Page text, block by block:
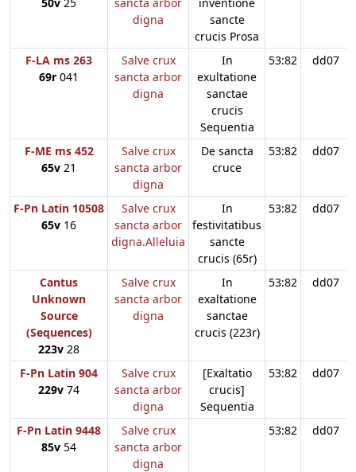
digna
sancte
crucis Prosa
F-LA ms 263
69r 041
Salve crux
sancta arbor
digna
In
exultatione
sanctae
crucis
Sequentia
53:82 dd07
F-ME ms 452
65v 21
Salve crux
sancta arbor
digna
De sancta
cruce
53:82 dd07
F-Pn Latin 10508
65v 16
Salve crux
sancta arbor
digna.Alleluia
In
festivitatibus
sancte
crucis (65r)
53:82 dd07
Cantus
Unknown
Source
(Sequences)
223v 28
Salve crux
sancta arbor
digna
In
exaltatione
sanctae
crucis (223r)
53:82 dd07
F-Pn Latin 904
229v 74
Salve crux
sancta arbor
digna
[Exaltatio
crucis]
Sequentia
53:82 dd07
F-Pn Latin 9448
85v 54
Salve crux
sancta arbor
digna
53:82 dd07